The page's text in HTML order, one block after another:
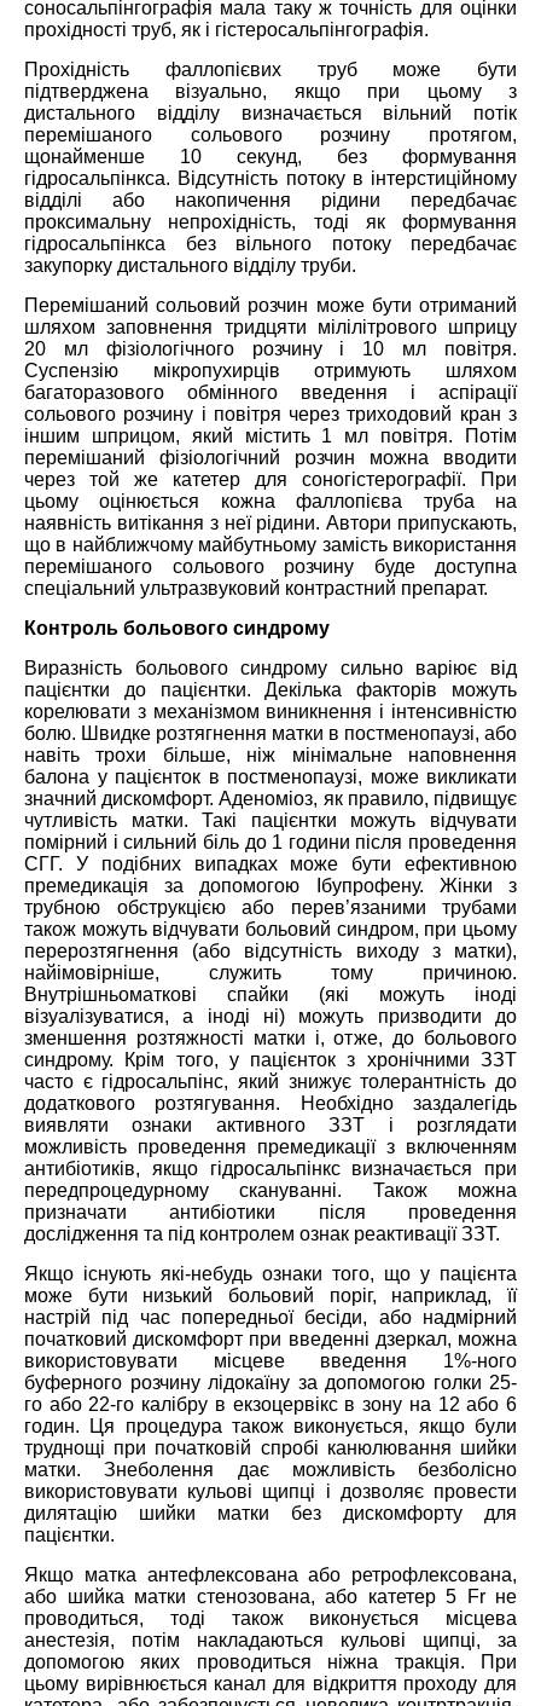
соносальпінгографія мала таку ж точність для оцінки
прохідності труб, як і гістеросальпінгографія.
Прохідність фаллопієвих труб може бути
підтверджена візуально, якщо при цьому з
дистального відділу визначається вільний потік
перемішаного сольового розчину протягом,
щонайменше 10 секунд, без формування
гідросальпінкса. Відсутність потоку в інтерстиційному
відділі або накопичення рідини передбачає
проксимальну непрохідність, тоді як формування
гідросальпінкса без вільного потоку передбачає
закупорку дистального відділу труби.
Перемішаний сольовий розчин може бути отриманий
шляхом заповнення тридцяти мілілітрового шприцу
20 мл фізіологічного розчину і 10 мл повітря.
Суспензію мікропухирців отримують шляхом
багаторазового обмінного введення і аспірації
сольового розчину і повітря через триходовий кран з
іншим шприцом, який містить 1 мл повітря. Потім
перемішаний фізіологічний розчин можна вводити
через той же катетер для соногістерографії. При
цьому оцінюється кожна фаллопієва труба на
наявність витікання з неї рідини. Автори припускають,
що в найближчому майбутньому замість використання
перемішаного сольового розчину буде доступна
спеціальний ультразвуковий контрастний препарат.
Контроль больового синдрому
Виразність больового синдрому сильно варіює від
пацієнтки до пацієнтки. Декілька факторів можуть
корелювати з механізмом виникнення і інтенсивністю
болю. Швидке розтягнення матки в постменопаузі, або
навіть трохи більше, ніж мінімальне наповнення
балона у пацієнток в постменопаузі, може викликати
значний дискомфорт. Аденоміоз, як правило, підвищує
чутливість матки. Такі пацієнтки можуть відчувати
помірний і сильний біль до 1 години після проведення
СГГ. У подібних випадках може бути ефективною
премедикація за допомогою Ібупрофену. Жінки з
трубною обструкцією або перев’язаними трубами
також можуть відчувати больовий синдром, при цьому
перерозтягнення (або відсутність виходу з матки),
найімовірніше, служить тому причиною.
Внутрішньоматкові спайки (які можуть іноді
візуалізуватися, а іноді ні) можуть призводити до
зменшення розтяжності матки і, отже, до больового
синдрому. Крім того, у пацієнток з хронічними ЗЗТ
часто є гідросальпінс, який знижує толерантність до
додаткового розтягування. Необхідно заздалегідь
виявляти ознаки активного ЗЗТ і розглядати
можливість проведення премедикації з включенням
антибіотиків, якщо гідросальпінкс визначається при
передпроцедурному скануванні. Також можна
призначати антибіотики після проведення
дослідження та під контролем ознак реактивації ЗЗТ.
Якщо існують які-небудь ознаки того, що у пацієнта
може бути низький больовий поріг, наприклад, її
настрій під час попередньої бесіди, або надмірний
початковий дискомфорт при введенні дзеркал, можна
використовувати місцеве введення 1%-ного
буферного розчину лідокаїну за допомогою голки 25-
го або 22-го калібру в екзоцервікс в зону на 12 або 6
годин. Ця процедура також виконується, якщо були
труднощі при початковій спробі канюлювання шийки
матки. Знеболення дає можливість безболісно
використовувати кульові щипці і дозволяє провести
дилятацію шийки матки без дискомфорту для
пацієнтки.
Якщо матка антефлексована або ретрофлексована,
або шийка матки стенозована, або катетер 5 Fr не
проводиться, тоді також виконується місцева
анестезія, потім накладаються кульові щипці, за
допомогою яких проводиться ніжна тракція. При
цьому вирівнюється канал для відкриття проходу для